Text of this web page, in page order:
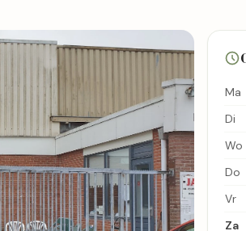
Ma
Di
Wo
Do
Vr
Za